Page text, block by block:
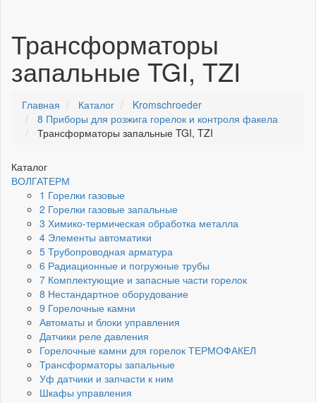
Трансформаторы
запальные TGI, TZI
Главная Каталог
Kromschroeder
8 Приборы для розжига горелок и контроля факела
Трансформаторы запальные TGI, TZI
Каталог
ВОЛГАТЕРМ
1 Горелки газовые
2 Горелки газовые запальные
3 Химико-термическая обработка металла
4 Элементы автоматики
5 Трубопроводная арматура
6 Радиационные и погружные трубы
7 Комплектующие и запасные части горелок
8 Нестандартное оборудование
9 Горелочные камни
Автоматы и блоки управления
Датчики реле давления
Горелочные камни для горелок ТЕРМОФАКЕЛ
Трансформаторы запальные
Уф датчики и запчасти к ним
Шкафы управления